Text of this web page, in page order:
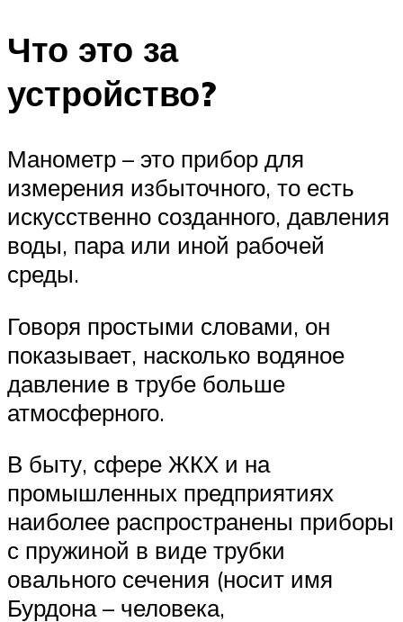
Что это за
устройство?
Манометр – это прибор для
измерения избыточного, то есть
искусственно созданного, давления
воды, пара или иной рабочей
среды.
Говоря простыми словами, он
показывает, насколько водяное
давление в трубе больше
атмосферного.
В быту, сфере ЖКХ и на
промышленных предприятиях
наиболее распространены приборы
с пружиной в виде трубки
овального сечения (носит имя
Бурдона – человека,